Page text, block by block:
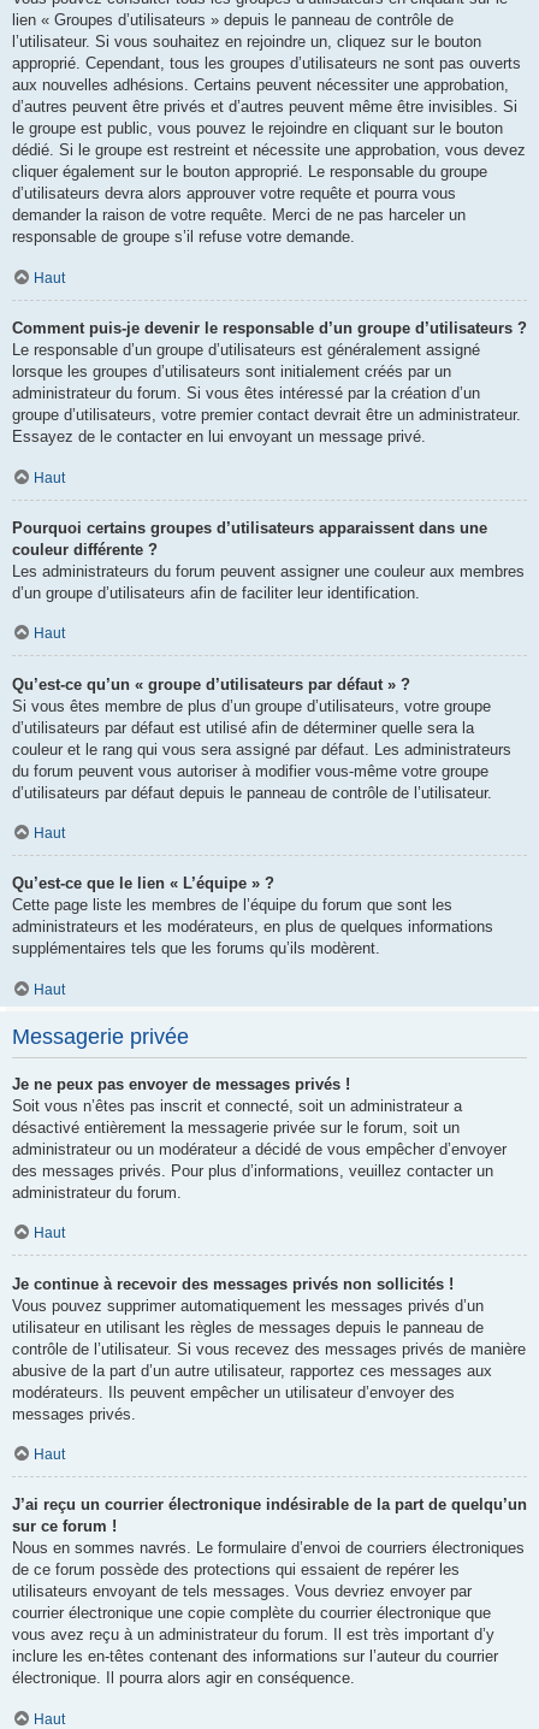
lien « Groupes d’utilisateurs » depuis le panneau de contrôle de
l’utilisateur. Si vous souhaitez en rejoindre un, cliquez sur le bouton
approprié. Cependant, tous les groupes d’utilisateurs ne sont pas ouverts
aux nouvelles adhésions. Certains peuvent nécessiter une approbation,
d’autres peuvent être privés et d’autres peuvent même être invisibles. Si
le groupe est public, vous pouvez le rejoindre en cliquant sur le bouton
dédié. Si le groupe est restreint et nécessite une approbation, vous devez
cliquer également sur le bouton approprié. Le responsable du groupe
d’utilisateurs devra alors approuver votre requête et pourra vous
demander la raison de votre requête. Merci de ne pas harceler un
responsable de groupe s’il refuse votre demande.
Haut
Comment puis-je devenir le responsable d’un groupe d’utilisateurs ?
Le responsable d’un groupe d’utilisateurs est généralement assigné
lorsque les groupes d’utilisateurs sont initialement créés par un
administrateur du forum. Si vous êtes intéressé par la création d’un
groupe d’utilisateurs, votre premier contact devrait être un administrateur.
Essayez de le contacter en lui envoyant un message privé.
Haut
Pourquoi certains groupes d’utilisateurs apparaissent dans une
couleur différente ?
Les administrateurs du forum peuvent assigner une couleur aux membres
d’un groupe d’utilisateurs afin de faciliter leur identification.
Haut
Qu’est-ce qu’un « groupe d’utilisateurs par défaut » ?
Si vous êtes membre de plus d’un groupe d’utilisateurs, votre groupe
d’utilisateurs par défaut est utilisé afin de déterminer quelle sera la
couleur et le rang qui vous sera assigné par défaut. Les administrateurs
du forum peuvent vous autoriser à modifier vous-même votre groupe
d’utilisateurs par défaut depuis le panneau de contrôle de l’utilisateur.
Haut
Qu’est-ce que le lien « L’équipe » ?
Cette page liste les membres de l’équipe du forum que sont les
administrateurs et les modérateurs, en plus de quelques informations
supplémentaires tels que les forums qu’ils modèrent.
Haut
Messagerie privée
Je ne peux pas envoyer de messages privés !
Soit vous n’êtes pas inscrit et connecté, soit un administrateur a
désactivé entièrement la messagerie privée sur le forum, soit un
administrateur ou un modérateur a décidé de vous empêcher d’envoyer
des messages privés. Pour plus d’informations, veuillez contacter un
administrateur du forum.
Haut
Je continue à recevoir des messages privés non sollicités !
Vous pouvez supprimer automatiquement les messages privés d’un
utilisateur en utilisant les règles de messages depuis le panneau de
contrôle de l’utilisateur. Si vous recevez des messages privés de manière
abusive de la part d’un autre utilisateur, rapportez ces messages aux
modérateurs. Ils peuvent empêcher un utilisateur d’envoyer des
messages privés.
Haut
J’ai reçu un courrier électronique indésirable de la part de quelqu’un
sur ce forum !
Nous en sommes navrés. Le formulaire d’envoi de courriers électroniques
de ce forum possède des protections qui essaient de repérer les
utilisateurs envoyant de tels messages. Vous devriez envoyer par
courrier électronique une copie complète du courrier électronique que
vous avez reçu à un administrateur du forum. Il est très important d’y
inclure les en-têtes contenant des informations sur l’auteur du courrier
électronique. Il pourra alors agir en conséquence.
Haut